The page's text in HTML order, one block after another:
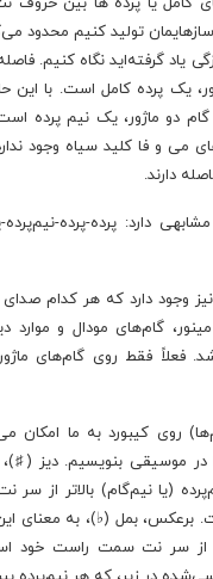
تولید کنیم محدود
یاد گرفته‌اید نگاه کنیم.
یک پرده کامل است. با این
دو ماژور، یک نیم پرده
می و فا کلید سیاه وجود ندارد،
دارند.
دارد: پرده-پرده-نیم‌پرده-
وجود دارد که هر کدام
گام‌های مودال و موارد
فعلاً فقط روی گام‌های
روی کیبورد به ما امکان
در موسیقی بنویسیم. دیز
(یا نیم‌گام) بالاتر از
برعکس، بمل (♭)، به معنای
از سر نت سمت راست خود